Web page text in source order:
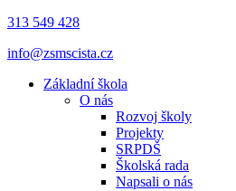
313 549 428
info@zsmscista.cz
Základní škola
O nás
Rozvoj školy
Projekty
SRPDŠ
Školská rada
Napsali o nás